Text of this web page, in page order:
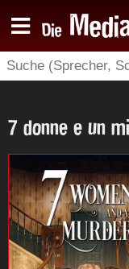
7 donne e un